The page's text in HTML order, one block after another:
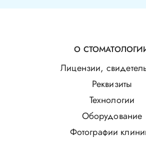
О
Лицензии,
Реквизиты
Технологии
Оборудование
Фотографии